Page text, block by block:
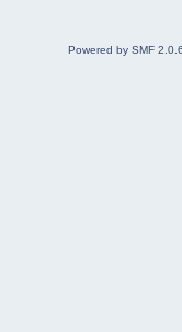
Powered by SMF